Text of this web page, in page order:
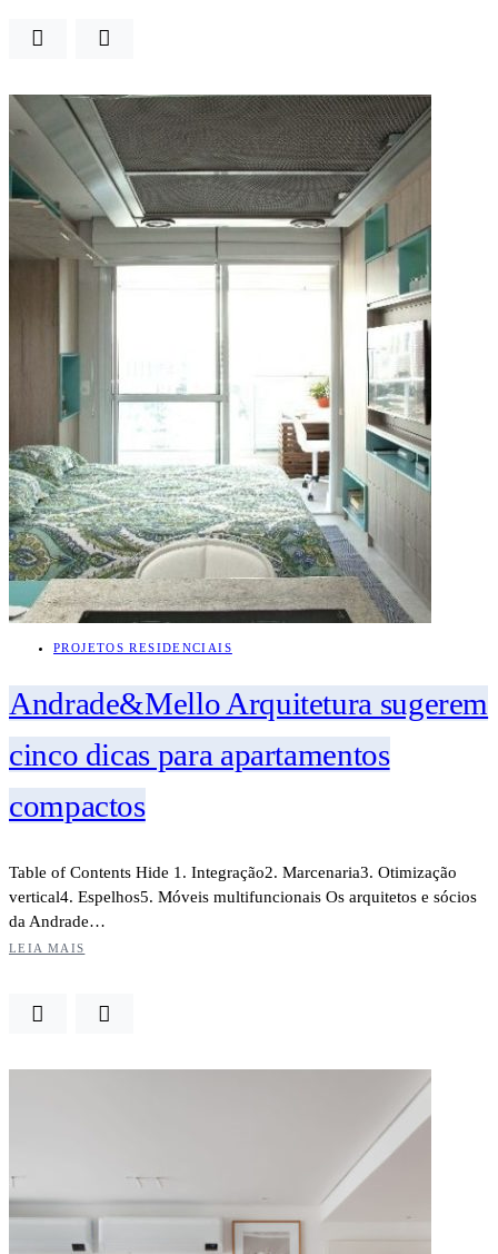
PROJETOS RESIDENCIAIS
Andrade&Mello Arquitetura sugerem
cinco dicas para apartamentos
compactos
Table of Contents Hide 1. Integração2. Marcenaria3. Otimização
vertical4. Espelhos5. Móveis multifuncionais Os arquitetos e sócios
da Andrade…
LEIA MAIS